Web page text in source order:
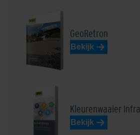
Loevestein Donkerrood
GeoRetron
Bekijk
Kleurenwaaier Infra
Bekijk